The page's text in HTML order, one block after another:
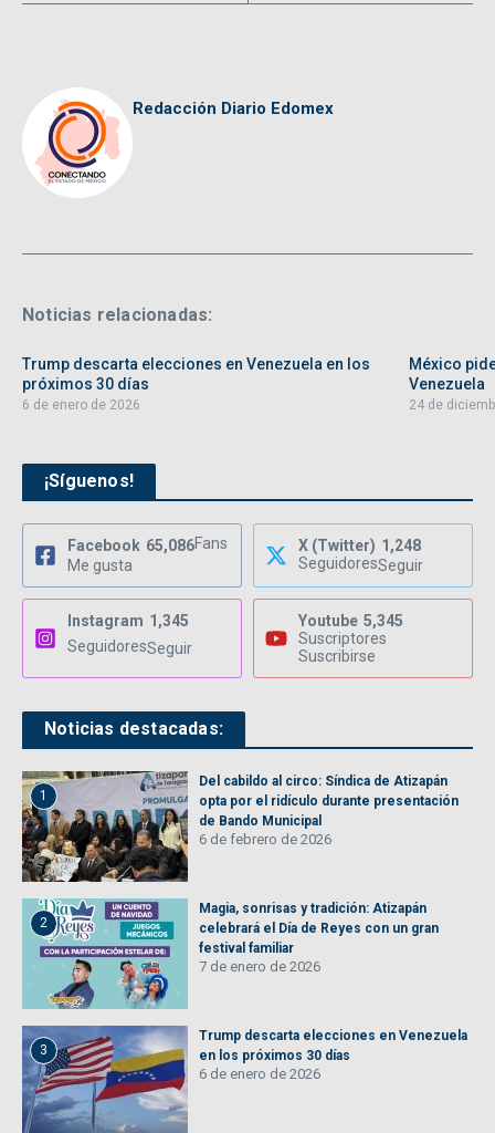
Redacción Diario Edomex
Noticias relacionadas:
Trump descarta elecciones en Venezuela en los
próximos 30 días
6 de enero de 2026
México
Venezuela
24 de
¡Síguenos!
Facebook 65,086Fans
Me gusta
X (Twitter) 1,248
SeguidoresSeguir
Instagram 1,345
SeguidoresSeguir
Youtube 5,345
Suscriptores
Suscribirse
Noticias destacadas:
1
Del cabildo al circo: Síndica de Atizapán
opta por el ridículo durante presentación
de Bando Municipal
6 de febrero de 2026
2
Magia, sonrisas y tradición: Atizapán
celebrará el Día de Reyes con un gran
festival familiar
7 de enero de 2026
3
Trump descarta elecciones en Venezuela
en los próximos 30 días
6 de enero de 2026